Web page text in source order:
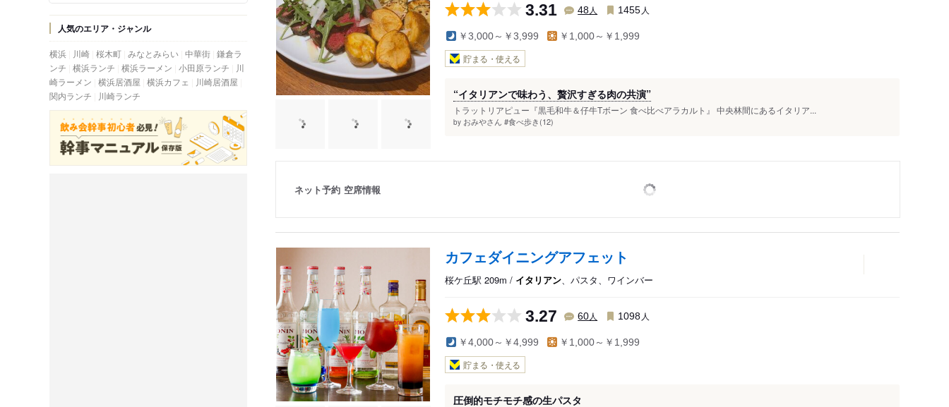
人気のエリア・ジャンル
横浜 川崎 桜木町 みなとみらい 中華街 鎌倉ラ
ンチ 横浜ランチ 横浜ラーメン 小田原ランチ
川
崎ラーメン 横浜居酒屋 横浜カフェ
川崎居酒屋
関内ランチ
川崎ランチ
3.31 48人 1455 人
￥3,000～￥3,999 ￥1,000～￥1,999
貯まる・使える
“イタリアンで味わう、贅沢すぎる肉の共演”
トラットリアピュー『黒毛和牛＆仔牛Tボーン 食べ比べアラカルト』 中央林間にあるイタリア...
by おみやさん #食べ歩き(12)
ネット予約 空席情報
カフェダイニングアフェット
桜ケ丘駅 209m / イタリアン、パスタ、ワインバー
3.27 60人 1098 人
￥4,000～￥4,999 ￥1,000～￥1,999
貯まる・使える
圧倒的モチモチ感の生パスタ